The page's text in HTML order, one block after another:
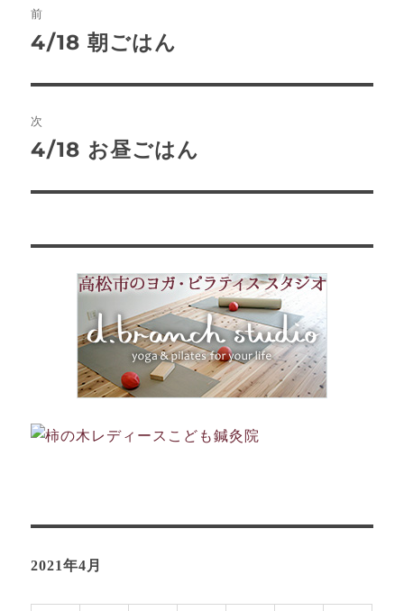
稿
ビ
ゲ
ー
前
前
投
稿:
4/18 朝ごはん
次
次
投
4/18 お昼ごはん
2021年4月